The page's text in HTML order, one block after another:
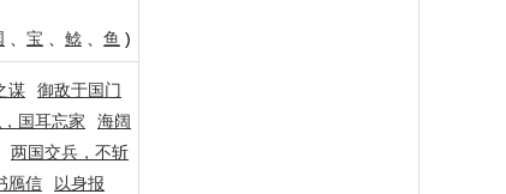
宝 鲶 鱼 )
谋
御敌于国门
国耳忘家
海阔
两国交兵，不斩
鴈信
以身报